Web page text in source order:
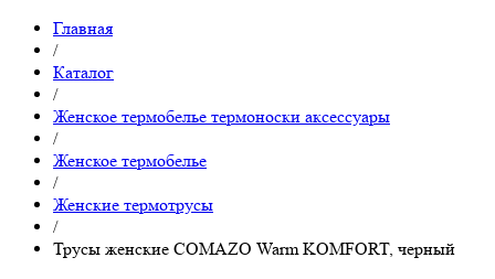
Главная
/
Каталог
/
Женское термобелье термоноски аксессуары
/
Женское термобелье
/
Женские термотрусы
/
Трусы женcкие COMAZO Warm KOMFORT, черный